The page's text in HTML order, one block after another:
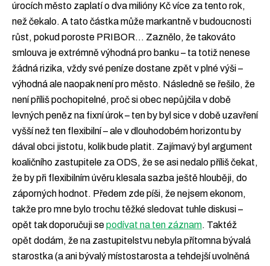
úrocích město zaplatí o dva milióny Kč více za tento rok,
než čekalo. A tato částka může markantně v budoucnosti
růst, pokud poroste PRIBOR… Zaznělo, že takováto
smlouva je extrémně výhodná pro banku – ta totiž nenese
žádná rizika, vždy své peníze dostane zpět v plné výši –
výhodná ale naopak není pro město. Následně se řešilo, že
není příliš pochopitelné, proč si obec nepůjčila v době
levných peněz na fixní úrok – ten by byl sice v době uzavření
vyšší než ten flexibilní – ale v dlouhodobém horizontu by
dával obci jistotu, kolik bude platit. Zajímavý byl argument
koaličního zastupitele za ODS, že se asi nedalo příliš čekat,
že by při flexibilním úvěru klesala sazba ještě hlouběji, do
záporných hodnot. Předem zde píši, že nejsem ekonom,
takže pro mne bylo trochu těžké sledovat tuhle diskusi –
opět tak doporučuji sepodívat na ten záznam. Taktéž
opět dodám, že na zastupitelstvu nebyla přítomna bývalá
starostka (a ani bývalý místostarosta a tehdejší uvolněná